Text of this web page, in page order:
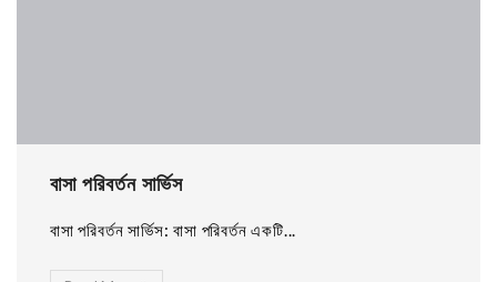
বাসা পরিবর্তন সার্ভিস
বাসা পরিবর্তন সার্ভিস: বাসা পরিবর্তন একটি...